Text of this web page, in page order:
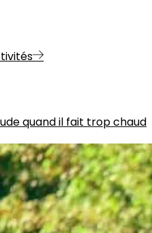
quand il fait trop chaud